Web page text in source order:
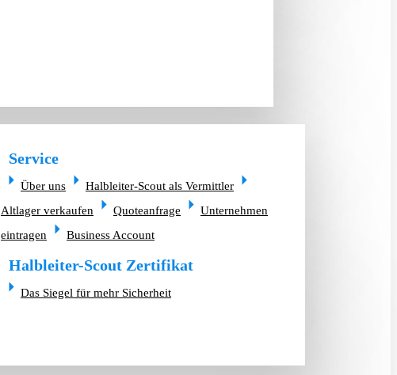
Service
Über uns
Halbleiter-Scout als Vermittler
Altlager verkaufen
Quoteanfrage
Unternehmen
eintragen
Business Account
Halbleiter-Scout Zertifikat
Das Siegel für mehr Sicherheit